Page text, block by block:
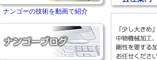
ナンゴーの技術を動画で紹介